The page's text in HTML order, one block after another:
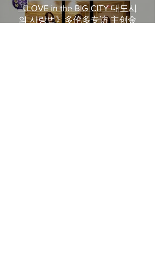
《LOVE in the BIG CITY 대도시
의 사랑법》多伦多专访 主创金